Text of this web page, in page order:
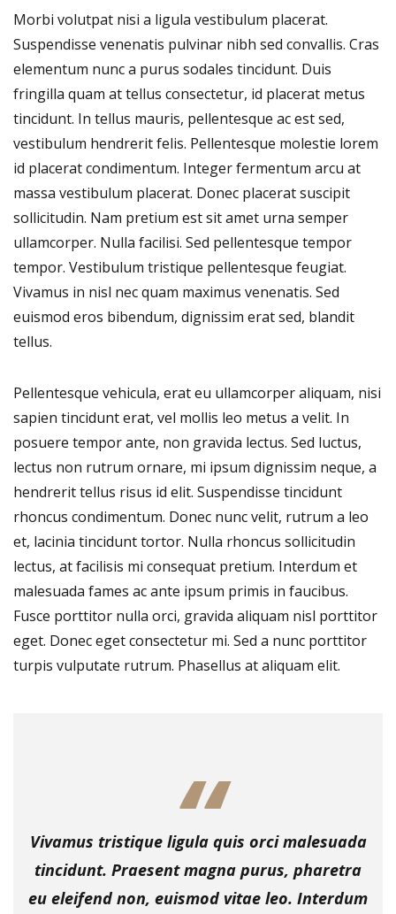
Morbi volutpat nisi a ligula vestibulum placerat.
Suspendisse venenatis pulvinar nibh sed convallis. Cras
elementum nunc a purus sodales tincidunt. Duis
fringilla quam at tellus consectetur, id placerat metus
tincidunt. In tellus mauris, pellentesque ac est sed,
vestibulum hendrerit felis. Pellentesque molestie lorem
id placerat condimentum. Integer fermentum arcu at
massa vestibulum placerat. Donec placerat suscipit
sollicitudin. Nam pretium est sit amet urna semper
ullamcorper. Nulla facilisi. Sed pellentesque tempor
tempor. Vestibulum tristique pellentesque feugiat.
Vivamus in nisl nec quam maximus venenatis. Sed
euismod eros bibendum, dignissim erat sed, blandit
tellus.
Pellentesque vehicula, erat eu ullamcorper aliquam, nisi
sapien tincidunt erat, vel mollis leo metus a velit. In
posuere tempor ante, non gravida lectus. Sed luctus,
lectus non rutrum ornare, mi ipsum dignissim neque, a
hendrerit tellus risus id elit. Suspendisse tincidunt
rhoncus condimentum. Donec nunc velit, rutrum a leo
et, lacinia tincidunt tortor. Nulla rhoncus sollicitudin
lectus, at facilisis mi consequat pretium. Interdum et
malesuada fames ac ante ipsum primis in faucibus.
Fusce porttitor nulla orci, gravida aliquam nisl porttitor
eget. Donec eget consectetur mi. Sed a nunc porttitor
turpis vulputate rutrum. Phasellus at aliquam elit.
Vivamus tristique ligula quis orci malesuada
tincidunt. Praesent magna purus, pharetra
eu eleifend non, euismod vitae leo. Interdum